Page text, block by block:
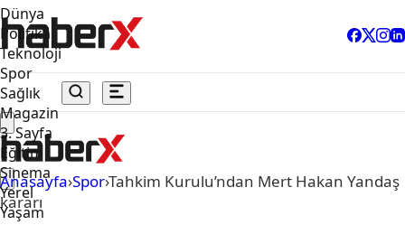
Dünya
Politika
Teknoloji
Spor
Sağlık
Magazin
3. Sayfa
Eğitim
Sinema
Yerel
Yaşam
Anasayfa›Spor›Tahkim Kurulu’ndan Mert Hakan Yandaş
kararı